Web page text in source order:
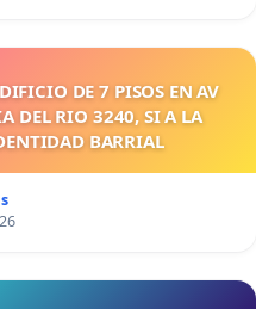
DE 7 PISOS EN AV
DEL RIO 3240, SI A LA
BARRIAL